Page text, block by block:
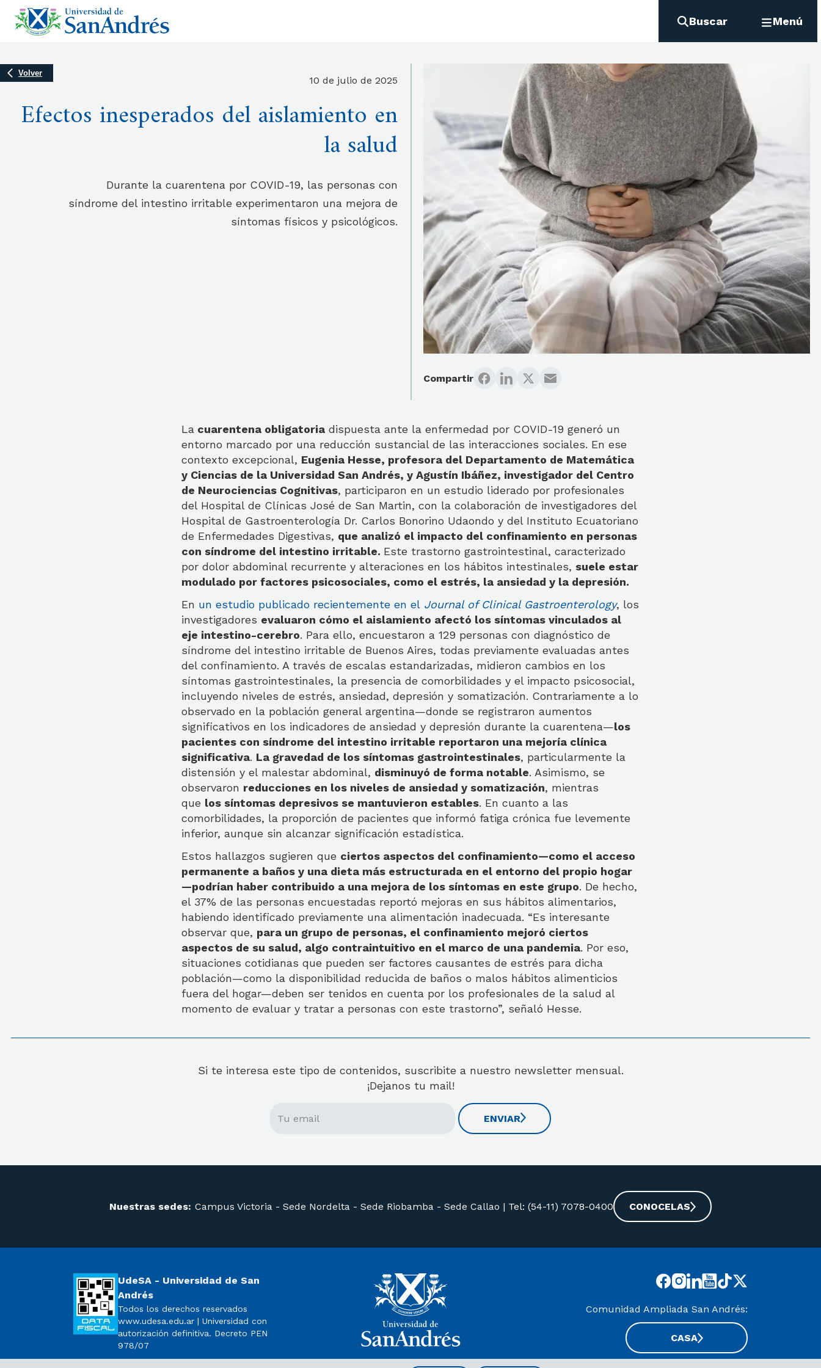
Buscar Menú
Volver
10 de julio de 2025
Efectos inesperados del aislamiento en
la salud
Durante la cuarentena por COVID-19, las personas con
síndrome del intestino irritable experimentaron una mejora de
síntomas físicos y psicológicos.
Compartir
La cuarentena obligatoria dispuesta ante la enfermedad por COVID-19 generó un
entorno marcado por una reducción sustancial de las interacciones sociales. En ese
contexto excepcional, Eugenia Hesse, profesora del Departamento de Matemática
y Ciencias de la Universidad San Andrés, y Agustín Ibáñez, investigador del Centro
de Neurociencias Cognitivas, participaron en un estudio liderado por profesionales
del Hospital de Clínicas José de San Martin, con la colaboración de investigadores del
Hospital de Gastroenterología Dr. Carlos Bonorino Udaondo y del Instituto Ecuatoriano
de Enfermedades Digestivas, que analizó el impacto del confinamiento en personas
con síndrome del intestino irritable. Este trastorno gastrointestinal, caracterizado
por dolor abdominal recurrente y alteraciones en los hábitos intestinales, suele estar
modulado por factores psicosociales, como el estrés, la ansiedad y la depresión.
En un estudio publicado recientemente en el Journal of Clinical Gastroenterology, los
investigadores evaluaron cómo el aislamiento afectó los síntomas vinculados al
eje intestino-cerebro. Para ello, encuestaron a 129 personas con diagnóstico de
síndrome del intestino irritable de Buenos Aires, todas previamente evaluadas antes
del confinamiento. A través de escalas estandarizadas, midieron cambios en los
síntomas gastrointestinales, la presencia de comorbilidades y el impacto psicosocial,
incluyendo niveles de estrés, ansiedad, depresión y somatización. Contrariamente a lo
observado en la población general argentina—donde se registraron aumentos
significativos en los indicadores de ansiedad y depresión durante la cuarentena—los
pacientes con síndrome del intestino irritable reportaron una mejoría clínica
significativa. La gravedad de los síntomas gastrointestinales, particularmente la
distensión y el malestar abdominal, disminuyó de forma notable. Asimismo, se
observaron reducciones en los niveles de ansiedad y somatización, mientras
que los síntomas depresivos se mantuvieron estables. En cuanto a las
comorbilidades, la proporción de pacientes que informó fatiga crónica fue levemente
inferior, aunque sin alcanzar significación estadística.
Estos hallazgos sugieren que ciertos aspectos del confinamiento—como el acceso
permanente a baños y una dieta más estructurada en el entorno del propio hogar
—podrían haber contribuido a una mejora de los síntomas en este grupo. De hecho,
el 37% de las personas encuestadas reportó mejoras en sus hábitos alimentarios,
habiendo identificado previamente una alimentación inadecuada. “Es interesante
observar que, para un grupo de personas, el confinamiento mejoró ciertos
aspectos de su salud, algo contraintuitivo en el marco de una pandemia. Por eso,
situaciones cotidianas que pueden ser factores causantes de estrés para dicha
población—como la disponibilidad reducida de baños o malos hábitos alimenticios
fuera del hogar—deben ser tenidos en cuenta por los profesionales de la salud al
momento de evaluar y tratar a personas con este trastorno”, señaló Hesse.
Si te interesa este tipo de contenidos, suscribite a nuestro newsletter mensual.
¡Dejanos tu mail!
ENVIAR
Nuestras sedes: Campus Victoria - Sede Nordelta - Sede Riobamba - Sede Callao | Tel: (54-11) 7078-0400 CONOCELAS
UdeSA - Universidad de San
Andrés
Todos los derechos reservados
www.udesa.edu.ar | Universidad con
autorización definitiva. Decreto PEN
978/07
Comunidad Ampliada San Andrés:
CASA